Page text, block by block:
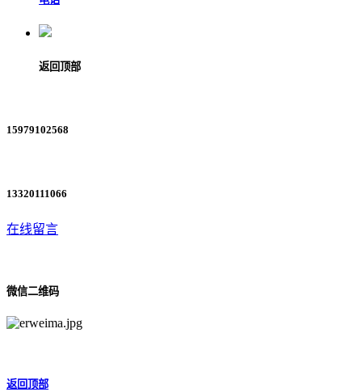
返回顶部
15979102568
13320111066
在线留言
微信二维码
返回顶部